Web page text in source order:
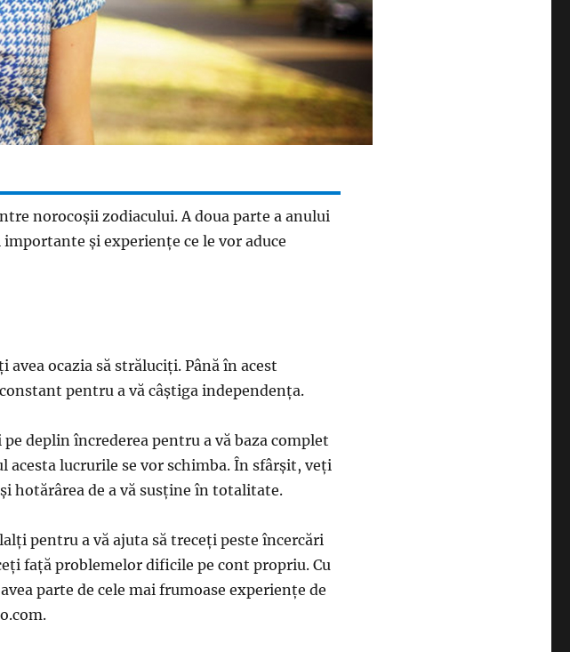
norocoşii zodiacului. A doua parte a anului
importante şi experienţe ce le vor aduce
avea ocazia să străluciţi. Până în acest
pentru a vă câştiga independenţa.
deplin încrederea pentru a vă baza complet
acesta lucrurile se vor schimba. În sfârşit, veţi
hotărârea de a vă susţine în totalitate.
pentru a vă ajuta să treceţi peste încercări
faţă problemelor dificile pe cont propriu. Cu
parte de cele mai frumoase experienţe de